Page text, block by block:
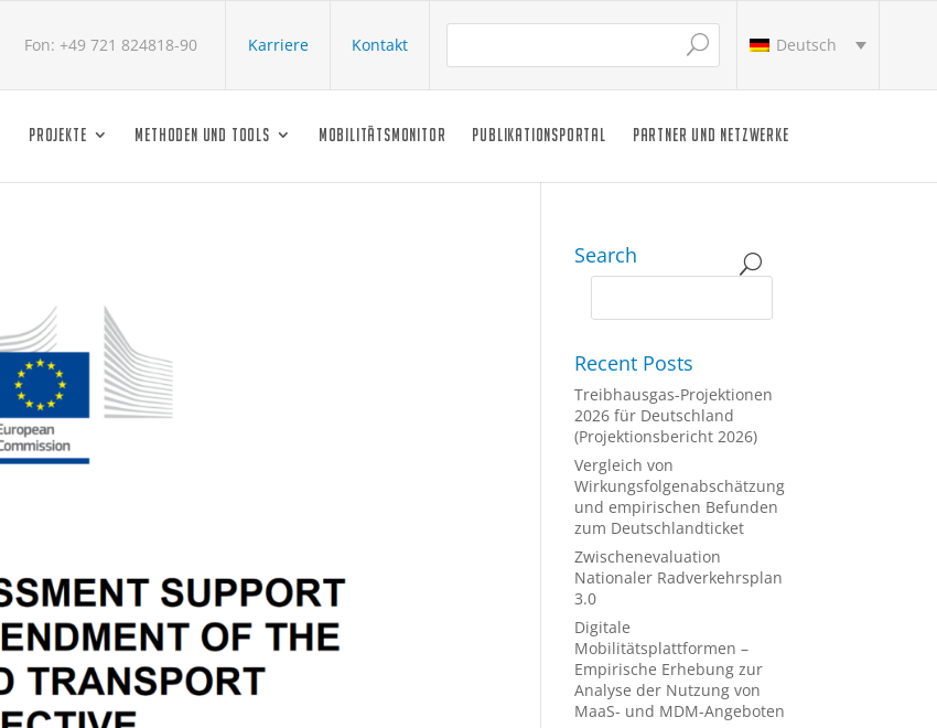
Fon: +49 721 824818-90 Karriere Kontakt Deutsch
PROJEKTE METHODEN UND TOOLS MOBILITÄTSMONITOR PUBLIKATIONSPORTAL PARTNER UND NETZWERKE
Search
Recent Posts
Treibhausgas-Projektionen
2026 für Deutschland
(Projektionsbericht 2026)
Vergleich von
Wirkungsfolgenabschätzung
und empirischen Befunden
zum Deutschlandticket
Zwischenevaluation
Nationaler Radverkehrsplan
3.0
Digitale
Mobilitätsplattformen –
Empirische Erhebung zur
Analyse der Nutzung von
MaaS- und MDM-Angeboten